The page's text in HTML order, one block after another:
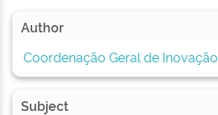
Author
Coordenação Geral de Inovação
Subject